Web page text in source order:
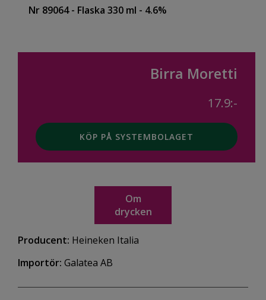
Nr 89064 - Flaska 330 ml - 4.6%
Birra Moretti
17.9:-
KÖP PÅ SYSTEMBOLAGET
Om
drycken
Producent: Heineken Italia
Importör: Galatea AB